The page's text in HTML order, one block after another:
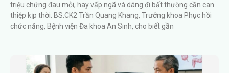
triệu chứng đau mỏi, hay vấp ngã và dáng đi bất thường cần can
thiệp kịp thời. BS.CK2 Trần Quang Khang, Trưởng khoa Phục hồi
chức năng, Bệnh viện Đa khoa An Sinh, cho biết gần